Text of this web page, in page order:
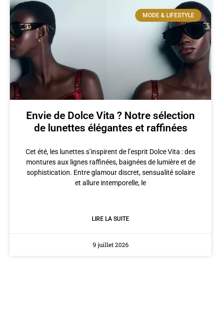
MODE & LIFESTYLE
Envie de Dolce Vita ? Notre sélection
de lunettes élégantes et raffinées
Cet été, les lunettes s’inspirent de l’esprit Dolce Vita : des
montures aux lignes raffinées, baignées de lumière et de
sophistication. Entre glamour discret, sensualité solaire
et allure intemporelle, le
LIRE LA SUITE
9 juillet 2026